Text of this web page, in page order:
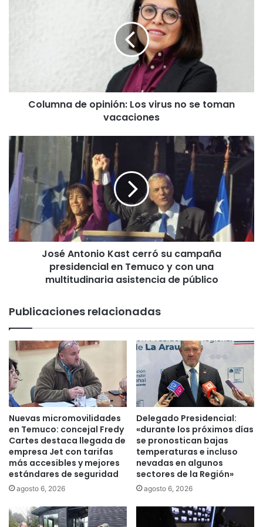
e
n
n
:
v
o
s
o
m
a
n
c
a
c
i
o
e
s
Columna de opinión: Los virus no se toman
vacaciones
J
é
A
o
n
t
c
e
r
ó
s
u
c
a
m
p
a
ñ
a
r
e
José Antonio Kast cerró su campaña
presidencial en Temuco y con una
multitudinaria asistencia de público
Publicaciones relacionadas
Nuevas micromovilidades
en Temuco: concejal Fredy
Cartes destaca llegada de
empresa Jet con tarifas
más accesibles y mejores
estándares de seguridad
agosto 6, 2026
Delegado Presidencial:
«durante los próximos días
se pronostican bajas
temperaturas e incluso
nevadas en algunos
sectores de la Región»
agosto 6, 2026